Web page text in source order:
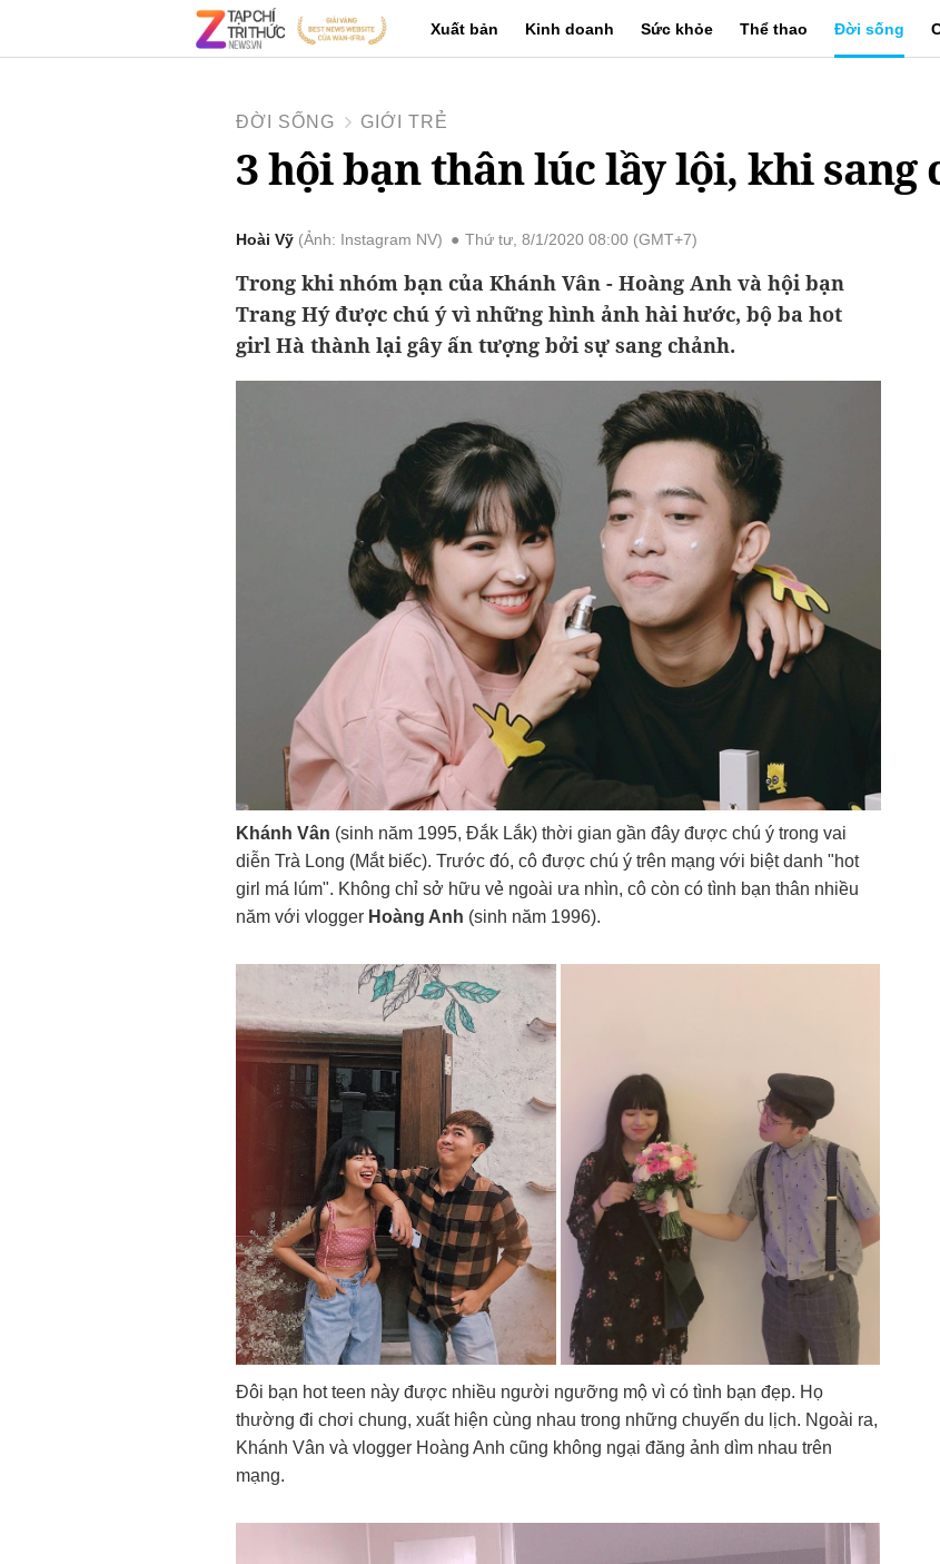
Xuất bản Kinh doanh Sức khỏe Thể thao Đời sống
ĐỜI SỐNG GIỚI TRẺ
3 hội bạn thân lúc lầy lội, khi sang
Hoài Vỹ Ảnh: Instagram NV Thứ tư, 8/1/2020 08:00 (GMT+7)
Trong khi nhóm bạn của Khánh Vân - Hoàng Anh và hội bạn
Trang Hý được chú ý vì những hình ảnh hài hước, bộ ba hot
girl Hà thành lại gây ấn tượng bởi sự sang chảnh.
Khánh Vân (sinh năm 1995, Đắk Lắk) thời gian gần đây được chú ý trong vai
diễn Trà Long (Mắt biếc). Trước đó, cô được chú ý trên mạng với biệt danh "hot
girl má lúm". Không chỉ sở hữu vẻ ngoài ưa nhìn, cô còn có tình bạn thân nhiều
năm với vlogger Hoàng Anh (sinh năm 1996).
Đôi bạn hot teen này được nhiều người ngưỡng mộ vì có tình bạn đẹp. Họ
thường đi chơi chung, xuất hiện cùng nhau trong những chuyến du lịch. Ngoài ra,
Khánh Vân và vlogger Hoàng Anh cũng không ngại đăng ảnh dìm nhau trên
mạng.